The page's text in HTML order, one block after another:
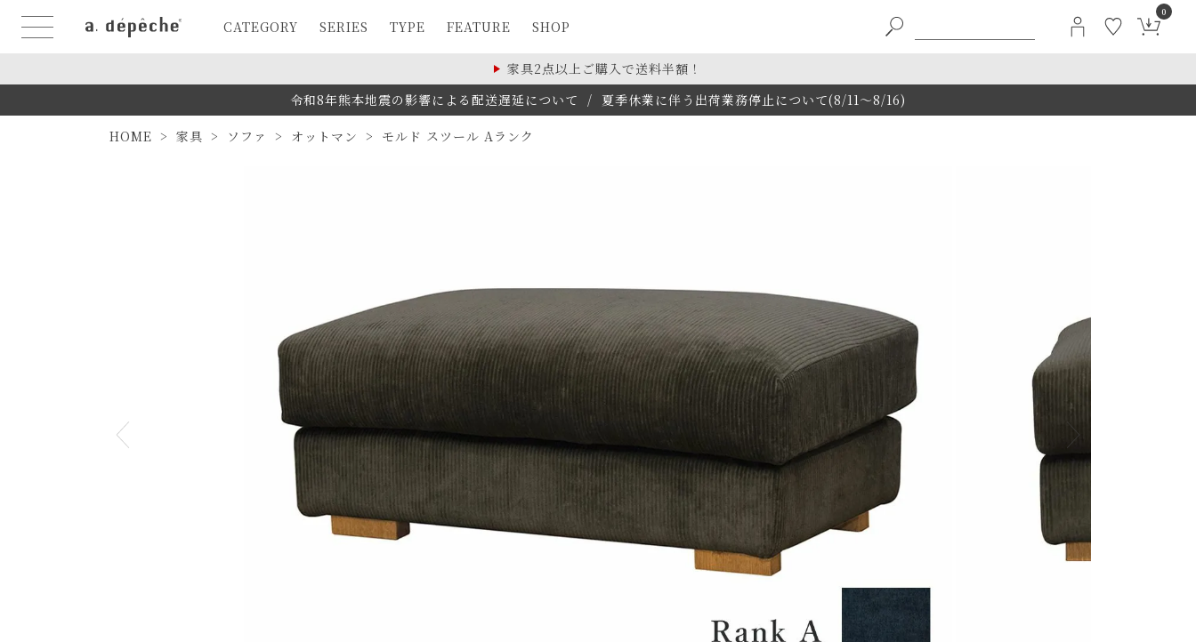
CATEGORY SERIES TYPE FEATURE SHOP
0
家具2点以上ご購入で送料半額！
令和8年熊本地震の影響による配送遅延について / 夏季休業に伴う出荷業務停止について(8/11～8/16)
HOME 家具 ソファ オットマン モルド スツール Aランク